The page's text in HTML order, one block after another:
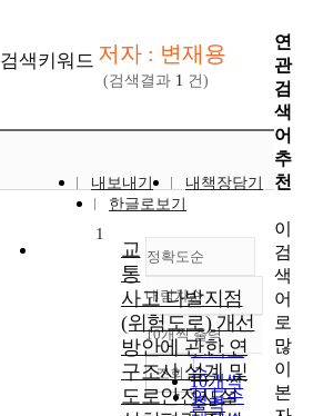
검색키워드 저자 : 변재용
(검색결과 1 건)
내보내기
내책장담기
한글로보기
정확도순
정확도
순
인기도
순
연도순
내림차순
내림차순
10개씩 출력
10개씩
출력
조회
1
교
통
사고 다발지점
(위험도로) 개선
방안에 관한 연
구조사 설계 및
도로안전시설
연
관
검
색
어
추
천
이
검
색
어
로
많
이
본